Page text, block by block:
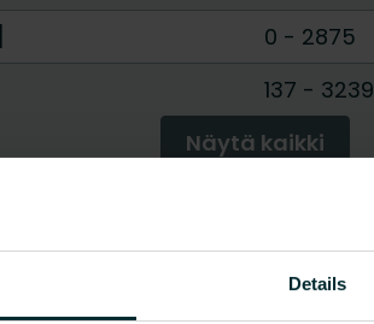
Details
0 - 2875
137 - 3239
Näytä kaikki